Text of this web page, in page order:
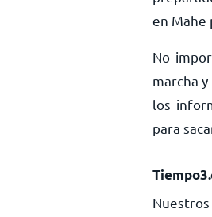
en Mahe
No
marcha
los
para